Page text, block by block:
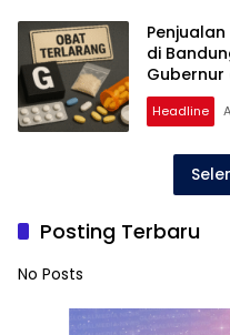
di
Gubernur
Headline
Posting Terbaru
No Posts